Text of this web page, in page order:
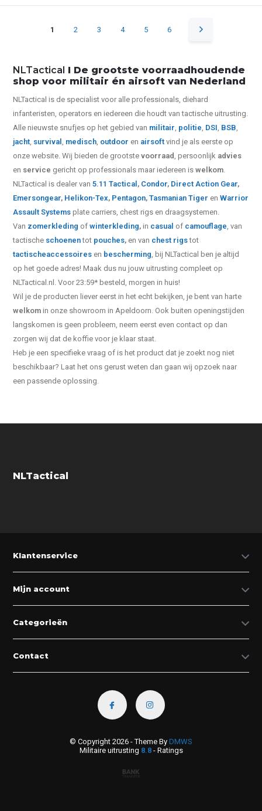
1 2 3 4 5 6
NLTactical I De grootste voorraadhoudende
shop voor militair én airsoft van Nederland
NLTactical is de specialist voor alleprofessionals, diehard
infanteristen, operators en iedereen die houdt van tactische uitrusting.
Alle nieuwste snufjes op het gebied van militair, politie, DSI, BSB,
jacht, survival, medisch, outdoor en airsoft vind je als eerste op
onze website.Wij bieden de grootstevoorraad, persoonlijk advies
en service gericht op professionals maar iedereen iswelkom.
NLTactical is dealer van5.11 Tactical , Condor, Direct Action Gear,
Emersongear, Helikon-Tex, Pentagon,Tasmanian Tiger en Warrior
Assault Systems plate carriers, chest rigs en draagsystemen.
Van zomerkleding ofwinterkleding, in casual of camouflage, van
tactische schoenentot pouches, en van chest rigstot
tactischeaccessoires en bescherming, bij NLTactical ben je altijd
op het goede adres! Maak dus nu jouw uitrusting compleet op
NLTactical.nl. Voor 23:59* besteld, morgen in huis!
Wil je de producten liever eerst in het echt bekijken, je bent van harte
welkom in onze showroom in Apeldoorn. Ook buiten openingstijden
langskomen is geen probleem, neem eerst even contact op dan
zorgen wij dat de koffie voor je klaar staat.
Heb je een specifieke vraag of is het product dat je zoekt nog niet
beschikbaar? Laat het ons gerust weten dan gaan wij opzoek naar
een passende oplossing.
NLTactical
Klantenservice
Mijn account
Categorieën
Contact
© Copyright 2026 - Theme By DMWS
Militaire uitrusting 8.8- Ratings